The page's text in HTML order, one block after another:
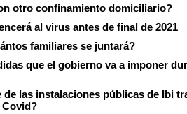
otro confinamiento domiciliario?
al virus antes de final de 2021
familiares se juntará?
que el gobierno va a imponer
de las instalaciones públicas de Ibi
Covid?